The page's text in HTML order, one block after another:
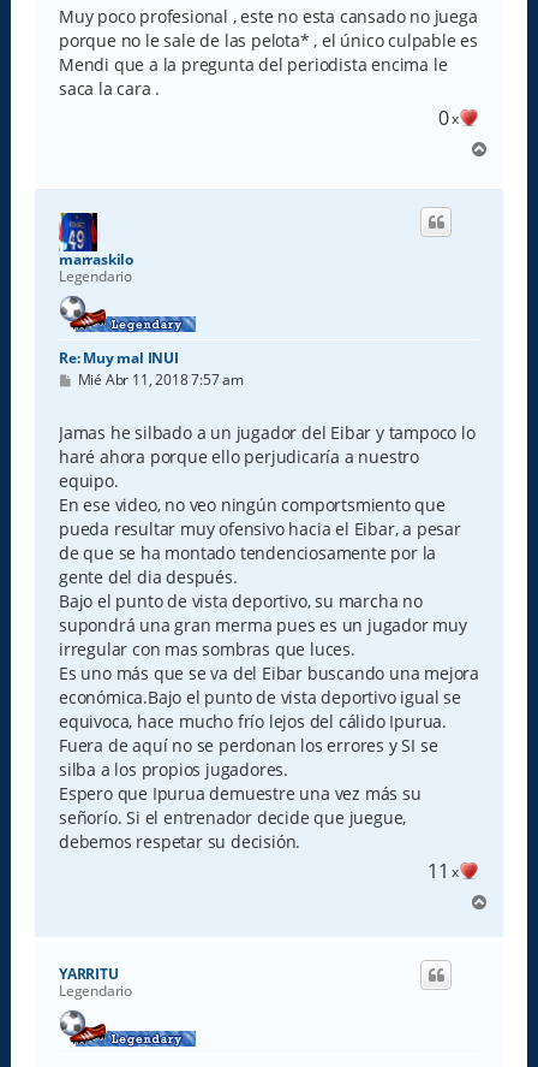
s
a
j
e
Muy poco profesional , este no esta cansado no juega
porque no le sale de las pelota* , el único culpable es
Mendi que a la pregunta del periodista encima le
saca la cara .
0x
r
marraskilo
Legendario
Re: Muy mal INUI
M
s
a
j
e
Mié Abr 11, 2018 7:57 am
Jamas he silbado a un jugador del Eibar y tampoco lo
haré ahora porque ello perjudicaría a nuestro
equipo.
En ese video, no veo ningún comportsmiento que
pueda resultar muy ofensivo hacia el Eibar, a pesar
de que se ha montado tendenciosamente por la
gente del dia después.
Bajo el punto de vista deportivo, su marcha no
supondrá una gran merma pues es un jugador muy
irregular con mas sombras que luces.
Es uno más que se va del Eibar buscando una mejora
económica.Bajo el punto de vista deportivo igual se
equivoca, hace mucho frío lejos del cálido Ipurua.
Fuera de aquí no se perdonan los errores y SI se
silba a los propios jugadores.
Espero que Ipurua demuestre una vez más su
señorío. Si el entrenador decide que juegue,
debemos respetar su decisión.
11 x
r
YARRITU
Legendario